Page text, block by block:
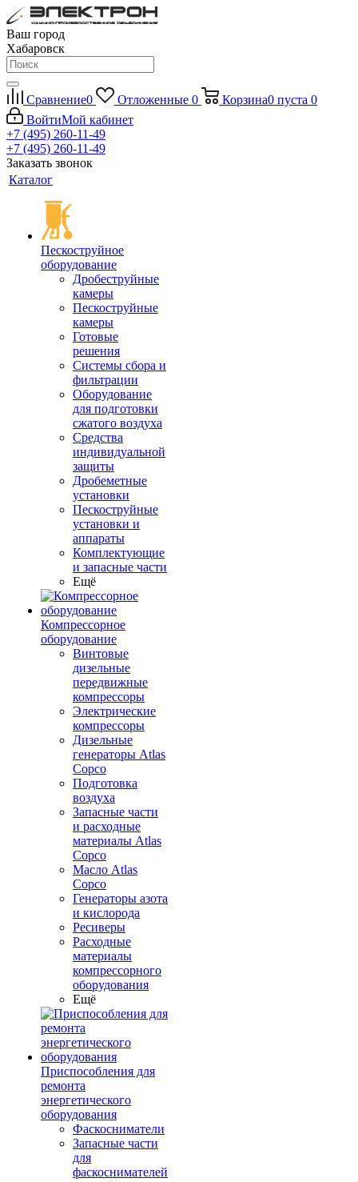
Ваш город
Хабаровск
Сравнение0 Отложенные 0 Корзина0 пуста 0
ВойтиМой кабинет
+7 (495) 260-11-49
+7 (495) 260-11-49
Заказать звонок
Каталог
Пескоструйное
оборудование
Дробеструйные
камеры
Пескоструйные
камеры
Готовые
решения
Системы сбора и
фильтрации
Оборудование
для подготовки
сжатого воздуха
Средства
индивидуальной
защиты
Дробеметные
установки
Пескоструйные
установки и
аппараты
Комплектующие
и запасные части
Ещё
Компрессорное
оборудование
Винтовые
дизельные
передвижные
компрессоры
Электрические
компрессоры
Дизельные
генераторы Atlas
Copco
Подготовка
воздуха
Запасные части
и расходные
материалы Atlas
Copco
Масло Atlas
Copco
Генераторы азота
и кислорода
Ресиверы
Расходные
материалы
компрессорного
оборудования
Ещё
Приспособления для
ремонта
энергетического
оборудования
Фаскосниматели
Запасные части
для
фаскоснимателей